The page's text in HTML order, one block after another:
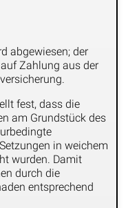
abgewiesen; der
Zahlung aus der
fest, dass die
am Grundstück des
in weichem
wurden. Damit
durch die
entsprechend